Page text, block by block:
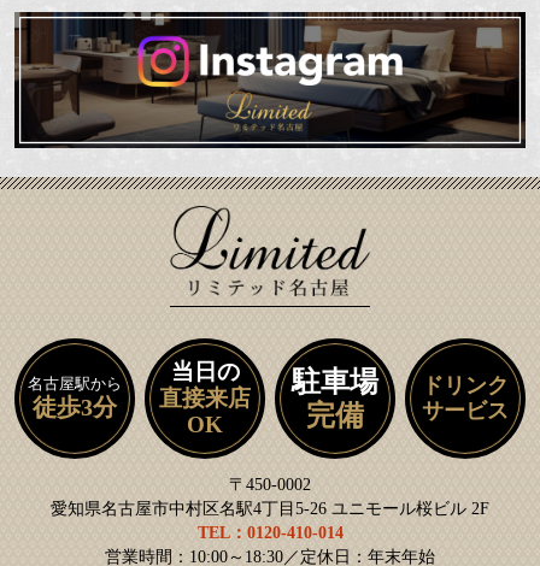
名古屋駅から
徒歩3分
当日の
直接来店
OK
駐車場
完備
ドリンク
サービス
〒450-0002
愛知県名古屋市中村区名駅4丁目5-26 ユニモール桜ビル 2F
TEL：0120-410-014
営業時間：10:00～18:30／定休日：年末年始